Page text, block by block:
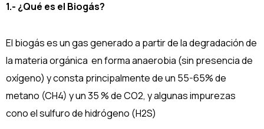
1.- ¿Qué es el Biogás?
El biogás es un gas generado a partir de la degradación de
la materia orgánica en forma anaerobia (sin presencia de
oxígeno) y consta principalmente de un 55-65% de
metano (CH4) y un 35 % de CO2, y algunas impurezas
cono el sulfuro de hidrógeno (H2S)